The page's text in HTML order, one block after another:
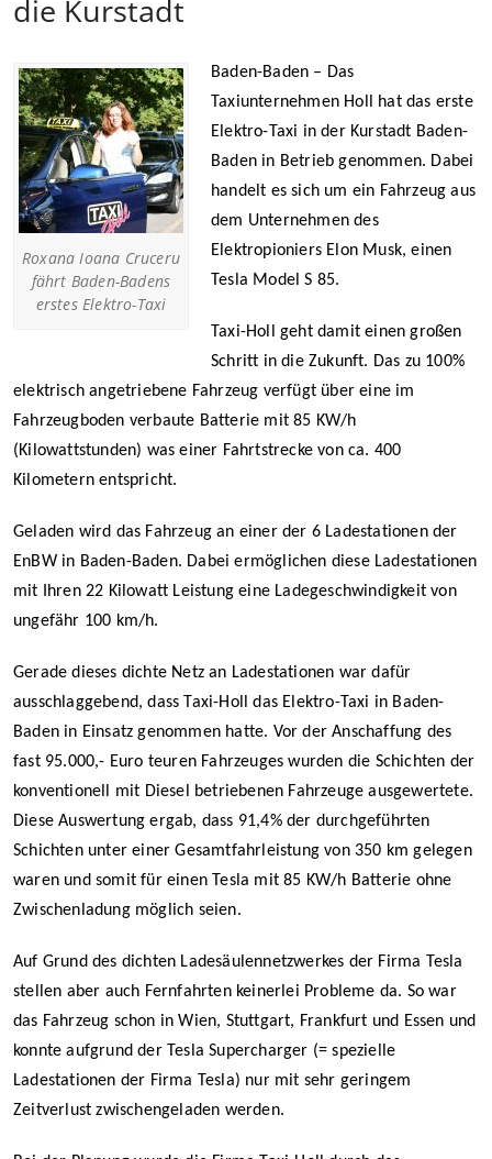
die Kurstadt
Roxana Ioana Cruceru
fährt Baden-Badens
erstes Elektro-Taxi
Baden-Baden – Das
Taxiunternehmen Holl hat das erste
Elektro-Taxi in der Kurstadt Baden-
Baden in Betrieb genommen. Dabei
handelt es sich um ein Fahrzeug aus
dem Unternehmen des
Elektropioniers Elon Musk, einen
Tesla Model S 85.
Taxi-Holl geht damit einen großen
Schritt in die Zukunft. Das zu 100%
elektrisch angetriebene Fahrzeug verfügt über eine im
Fahrzeugboden verbaute Batterie mit 85 KW/h
(Kilowattstunden) was einer Fahrtstrecke von ca. 400
Kilometern entspricht.
Geladen wird das Fahrzeug an einer der 6 Ladestationen der
EnBW in Baden-Baden. Dabei ermöglichen diese Ladestationen
mit Ihren 22 Kilowatt Leistung eine Ladegeschwindigkeit von
ungefähr 100 km/h.
Gerade dieses dichte Netz an Ladestationen war dafür
ausschlaggebend, dass Taxi-Holl das Elektro-Taxi in Baden-
Baden in Einsatz genommen hatte. Vor der Anschaffung des
fast 95.000,- Euro teuren Fahrzeuges wurden die Schichten der
konventionell mit Diesel betriebenen Fahrzeuge ausgewertete.
Diese Auswertung ergab, dass 91,4% der durchgeführten
Schichten unter einer Gesamtfahrleistung von 350 km gelegen
waren und somit für einen Tesla mit 85 KW/h Batterie ohne
Zwischenladung möglich seien.
Auf Grund des dichten Ladesäulennetzwerkes der Firma Tesla
stellen aber auch Fernfahrten keinerlei Probleme da. So war
das Fahrzeug schon in Wien, Stuttgart, Frankfurt und Essen und
konnte aufgrund der Tesla Supercharger (= spezielle
Ladestationen der Firma Tesla) nur mit sehr geringem
Zeitverlust zwischengeladen werden.